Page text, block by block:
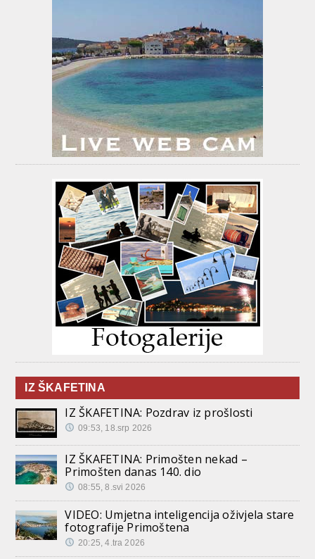
IZ ŠKAFETINA
IZ ŠKAFETINA: Pozdrav iz prošlosti
09:53, 18.srp 2026
IZ ŠKAFETINA: Primošten nekad –
Primošten danas 140. dio
08:55, 8.svi 2026
VIDEO: Umjetna inteligencija oživjela stare
fotografije Primoštena
20:25, 4.tra 2026